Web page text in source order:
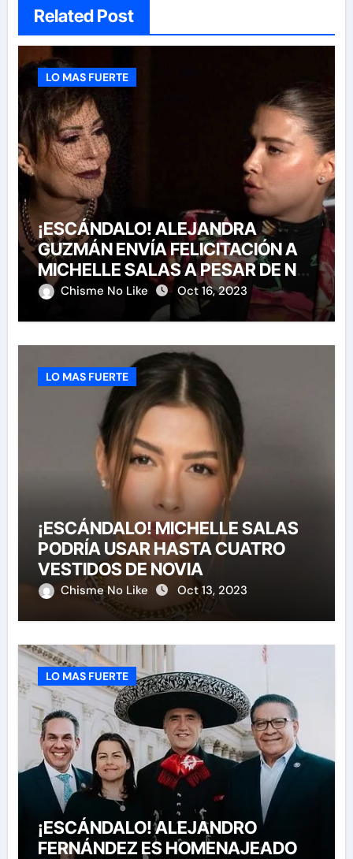
Related Post
LO MAS FUERTE
¡ESCÁNDALO! ALEJANDRA
GUZMÁN ENVÍA FELICITACIÓN A
MICHELLE SALAS A PESAR DE NO
HABERLA INVITADO A SU BODA
Chisme No Like Oct 16, 2023
LO MAS FUERTE
¡ESCÁNDALO! MICHELLE SALAS
PODRÍA USAR HASTA CUATRO
VESTIDOS DE NOVIA
Chisme No Like Oct 13, 2023
LO MAS FUERTE
¡ESCÁNDALO! ALEJANDRO
FERNÁNDEZ ES HOMENAJEADO